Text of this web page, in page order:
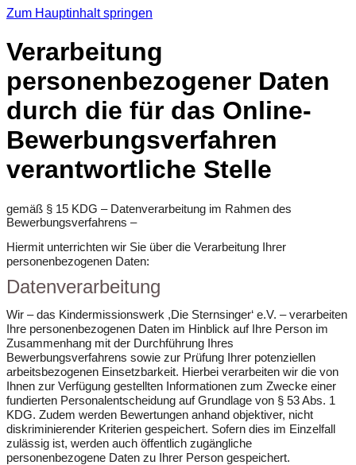
Zum Hauptinhalt springen
Verarbeitung
personenbezogener Daten
durch die für das Online-
Bewerbungsverfahren
verantwortliche Stelle
gemäß § 15 KDG – Datenverarbeitung im Rahmen des
Bewerbungsverfahrens –
Hiermit unterrichten wir Sie über die Verarbeitung Ihrer
personenbezogenen Daten:
Datenverarbeitung
Wir – das Kindermissionswerk ,Die Sternsinger‘ e.V. – verarbeiten
Ihre personenbezogenen Daten im Hinblick auf Ihre Person im
Zusammenhang mit der Durchführung Ihres
Bewerbungsverfahrens sowie zur Prüfung Ihrer potenziellen
arbeitsbezogenen Einsetzbarkeit. Hierbei verarbeiten wir die von
Ihnen zur Verfügung gestellten Informationen zum Zwecke einer
fundierten Personalentscheidung auf Grundlage von § 53 Abs. 1
KDG. Zudem werden Bewertungen anhand objektiver, nicht
diskriminierender Kriterien gespeichert. Sofern dies im Einzelfall
zulässig ist, werden auch öffentlich zugängliche
personenbezogene Daten zu Ihrer Person gespeichert.